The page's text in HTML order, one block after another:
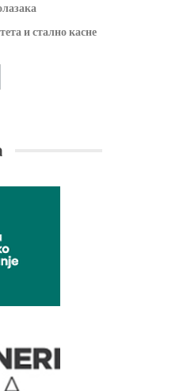
и стално касне